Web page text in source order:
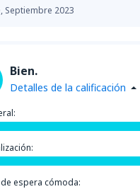
Septiembre 2023
Bien.
Detalles de la calificación
de espera cómoda: